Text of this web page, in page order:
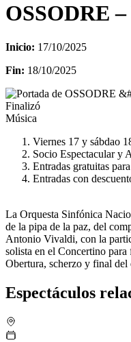
OSSODRE
Inicio: 17/10/2025
Fin: 18/10/2025
Finalizó
Música
Viernes 17 y sábdao
Socio Espectacular y
Entradas gratuitas
Entradas con
La Orquesta Sinfónica
de la pipa de la paz, del
Antonio Vivaldi, con la
solista en el Concertino
Obertura, scherzo y final
Espectáculos